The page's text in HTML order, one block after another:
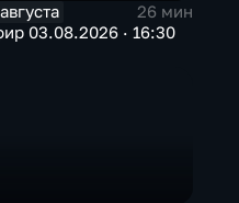
26 мин
03.08.2026 · 16:30